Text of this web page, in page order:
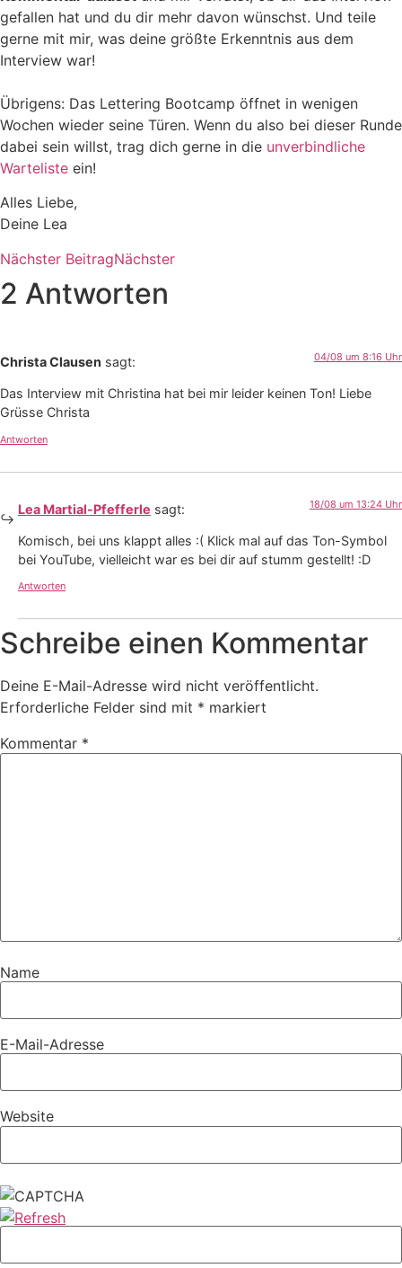
gefallen hat und du dir mehr davon wünschst. Und teile
gerne mit mir, was deine größte Erkenntnis aus dem
Interview war!
Übrigens: Das Lettering Bootcamp öffnet in wenigen
Wochen wieder seine Türen. Wenn du also bei dieser Runde
dabei sein willst, trag dich gerne in die unverbindliche
Warteliste ein!
Alles Liebe,
Deine Lea
Nächster BeitragNächster
2 Antworten
Christa Clausen sagt: 04/08 um 8:16 Uhr
Das Interview mit Christina hat bei mir leider keinen Ton! Liebe
Grüsse Christa
Antworten
Lea Martial-Pfefferle sagt: 18/08 um 13:24 Uhr
Komisch, bei uns klappt alles :( Klick mal auf das Ton-Symbol
bei YouTube, vielleicht war es bei dir auf stumm gestellt! :D
Antworten
Schreibe einen Kommentar
Deine E-Mail-Adresse wird nicht veröffentlicht.
Erforderliche Felder sind mit * markiert
Kommentar *
Name
E-Mail-Adresse
Website